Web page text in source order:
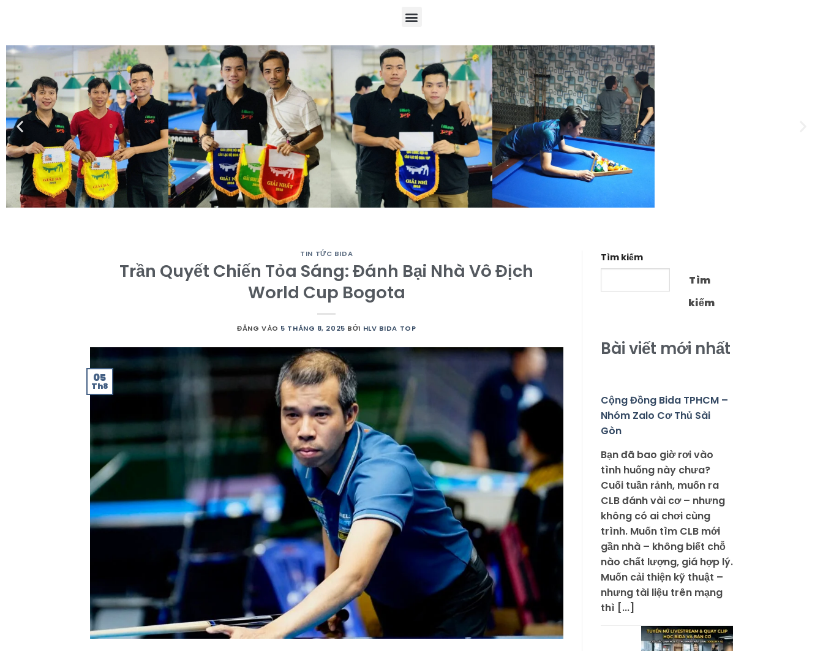
TIN TỨC BIDA
Trần Quyết Chiến Tỏa Sáng: Đánh Bại Nhà Vô Địch
World Cup Bogota
ĐĂNG VÀO 5 THÁNG 8, 2025 BỞI HLV BIDA TOP
05
Th8
Tìm kiếm
Tìm
kiếm
Bài viết mới nhất
Cộng Đồng Bida TPHCM –
Nhóm Zalo Cơ Thủ Sài
Gòn
Bạn đã bao giờ rơi vào
tình huống này chưa?
Cuối tuần rảnh, muốn ra
CLB đánh vài cơ – nhưng
không có ai chơi cùng
trình. Muốn tìm CLB mới
gần nhà – không biết chỗ
nào chất lượng, giá hợp lý.
Muốn cải thiện kỹ thuật –
nhưng tài liệu trên mạng
thì [...]